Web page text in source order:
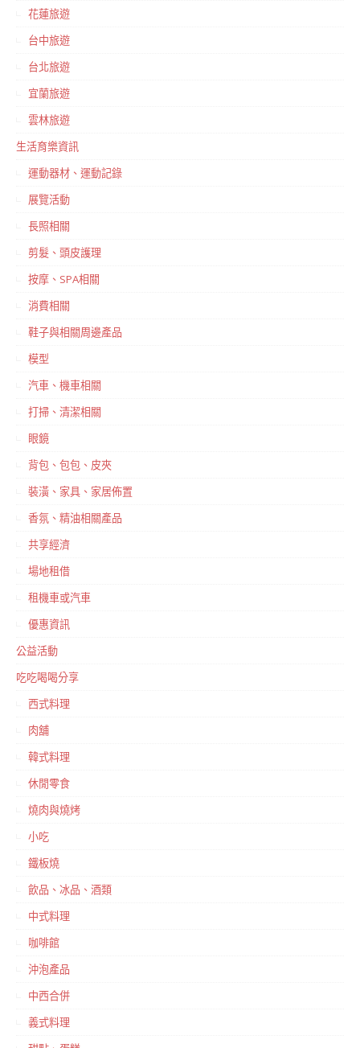
花蓮旅遊
台中旅遊
台北旅遊
宜蘭旅遊
雲林旅遊
生活育樂資訊
運動器材、運動記錄
展覽活動
長照相關
剪髮、頭皮護理
按摩、SPA相關
消費相關
鞋子與相關周邊產品
模型
汽車、機車相關
打掃、清潔相關
眼鏡
背包、包包、皮夾
裝潢、家具、家居佈置
香氛、精油相關產品
共享經濟
場地租借
租機車或汽車
優惠資訊
公益活動
吃吃喝喝分享
西式料理
肉舖
韓式料理
休閒零食
燒肉與燒烤
小吃
鐵板燒
飲品、冰品、酒類
中式料理
咖啡館
沖泡產品
中西合併
義式料理